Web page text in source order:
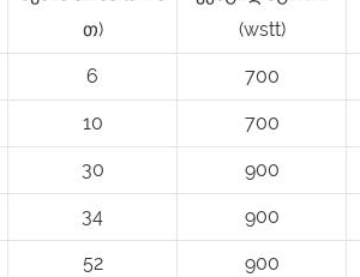
თ)
(wstt)
6 700
10 700
30 900
34 900
52 900